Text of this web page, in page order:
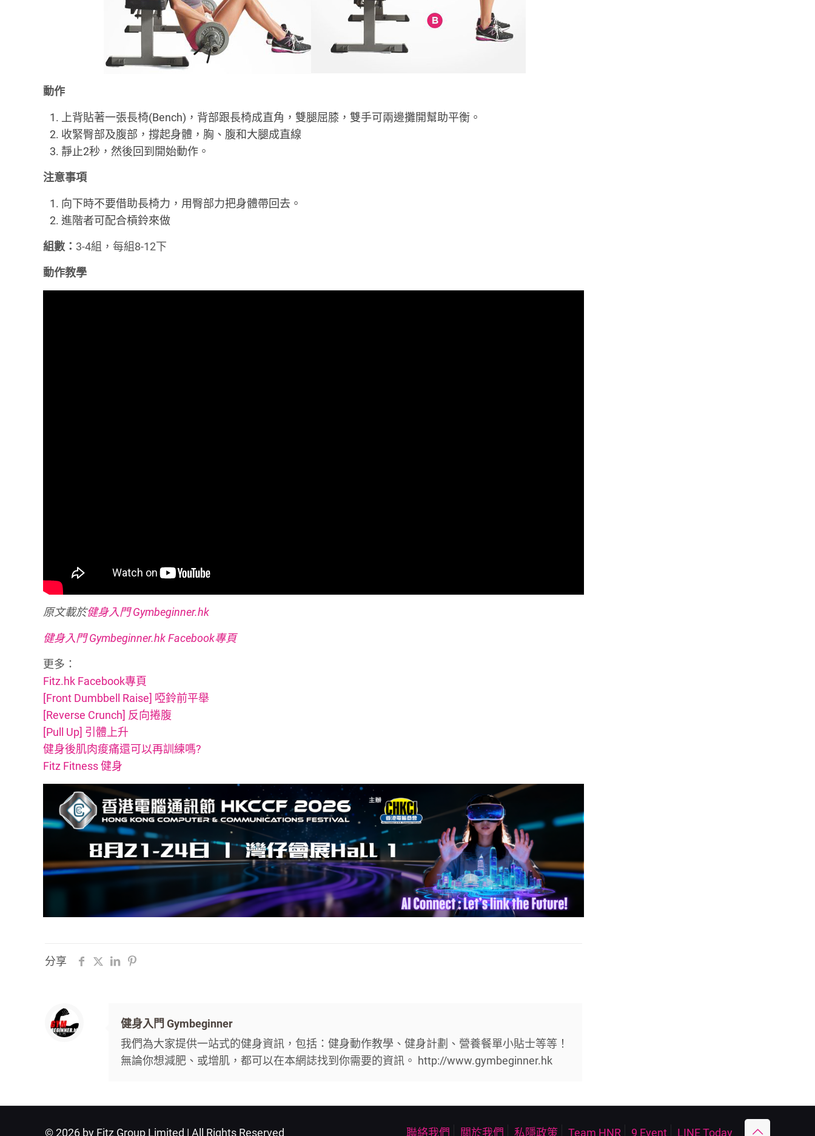
動作
上背貼著一張長椅(Bench)，背部跟長椅成直角，雙腿屈膝，雙手可兩邊攤開幫助平衡。
收緊臀部及腹部，撐起身體，胸、腹和大腿成直線
靜止2秒，然後回到開始動作。
注意事項
向下時不要借助長椅力，用臀部力把身體帶回去。
進階者可配合槓鈴來做
組數： 3-4組，每組8-12下
動作教學
原文載於健身入門 Gymbeginner.hk
健身入門 Gymbeginner.hk Facebook專頁
更多：
Fitz.hk Facebook專頁
[Front Dumbbell Raise] 啞鈴前平舉
[Reverse Crunch] 反向捲腹
[Pull Up] 引體上升
健身後肌肉痠痛還可以再訓練嗎?
Fitz Fitness 健身
分享
健身入門 Gymbeginner
我們為大家提供一站式的健身資訊，包括：健身動作教學、健身計劃、營養餐單小貼士等等！
無論你想減肥、或增肌，都可以在本網誌找到你需要的資訊。 http://www.gymbeginner.hk
© 2026 by Fitz Group Limited | All Rights Reserved 聯絡我們 關於我們 私隱政策 Team HNR 9 Event LINE Today